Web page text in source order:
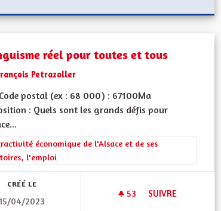
réel pour toutes et tous
Petrazoller
postal (ex : 68 000) : 67100Ma
: Quels sont les grands défis pour
les résultats de la catégorie : L'attractivité économique
économique de l'Alsace et de ses
l'emploi
CRÉÉ LE
04/2023
53 53 ABONNÉS
SUIVRE
BILINGUISME